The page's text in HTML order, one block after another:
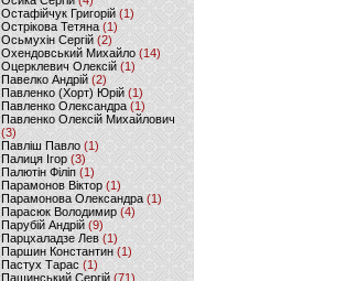
Остафійчук Григорій(1)
Острікова Тетяна (1)
Осьмухін Сергій (2)
Охендовський Михайло (14)
Оцерклевич Олексій (1)
Павелко Андрій (2)
Павленко (Хорт) Юрій (1)
Павленко Олександра (1)
Павленко Олексій Михайлович
(3)
Павліш Павло(1)
Палиця Ігор (3)
Палютін Філіп(1)
Парамонов Віктор (1)
Парамонова Олександра(1)
Парасюк Володимир(4)
Парубій Андрій (9)
Парцхаладзе Лев (1)
Паршин Константин(1)
Пастух Тарас (1)
Пашинський Сергій (71)